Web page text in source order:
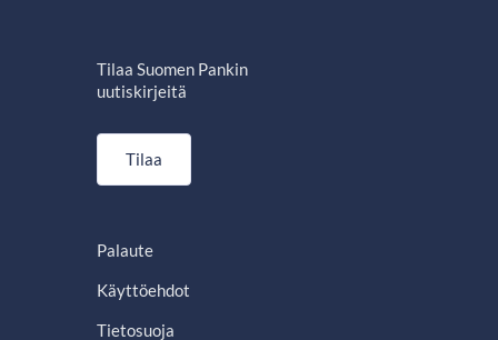
Tilaa Suomen Pankin
uutiskirjeitä
Tilaa
Palaute
Käyttöehdot
Tietosuoja